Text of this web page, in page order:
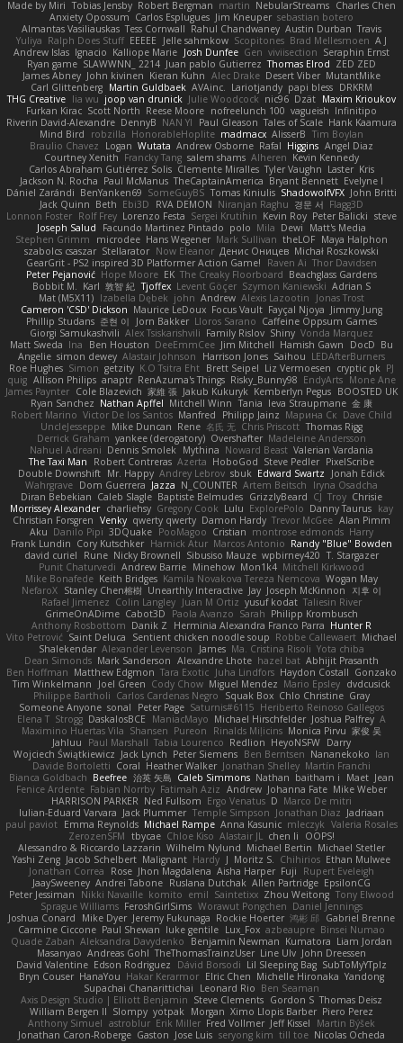
Made by Miri Tobias Jensby Robert Bergman martin NebularStreams Charles Chen
Anxiety Opossum Carlos Esplugues Jim Kneuper sebastian botero
Almantas Vasiliauskas Tess Cornwall Rahul Chandwaney Austin Durban Travis
Yuliya Ralph Does Stuff EEEEE Jelle sahmkow Scopitones Brad Mellesmoen A J
Andrew Islas Ignacio Kalliope Marie Josh Dunfee Gen viviisection Seraphin Ernst
Ryan game SLAWWNN_ 2214 Juan pablo Gutierrez Thomas Elrod ZED ZED
James Abney John kivinen Kieran Kuhn Alec Drake Desert Viber MutantMike
Carl Glittenberg Martin Guldbaek AVAinc. Lariotjandy papi bless DRKRM
THG Creative lia wu joop van drunick Julie Woodcock nic96 Dzät Maxim Krioukov
Furkan Kirac Scott North Reese Moore nofreelunch 100 vagueish Infinitipo
Riverin David-Alexandre DennyB NAN YI Paul Gleason Tales of Scale Hank Kaamura
Mind Bird
robzilla HonorableHoplite madmacx AlisserB Tim Boylan
Braulio Chavez
Logan Wutata Andrew Osborne Rafal Higgins Angel Diaz
Courtney Xenith Francky Tang salem shams Alheren Kevin Kennedy
Carlos Abraham Gutiérrez Solis Clemente Miralles Tyler Vaughn Laster Kris
Jackson N. Rocha Paul McManus TheCaptainAmerica Bryant Bennett Evelyne I
Dániel Zarándi BenYanken69 SomeGuyBS Tomas Kiniulis ShadowolfVFX John Britti
Jack Quinn Beth Ebi3D RVA DEMON Niranjan Raghu 경문 서 Flagg3D
Lonnon Foster Rolf Frey Lorenzo Festa Sergei Krutihin Kevin Roy Peter Balicki steve
Joseph Salud
Facundo Martinez Pintado polo Mila Dewi
Matt's Media
Stephen Grimm
microdee Hans Wegener Mark Sullivan theLOF Maya Halphon
szabolcs csaszar Stellarator Now Eleanor Денис Оницев Michał Roszkowski
GearGrit - PS2 inspired 3D Platformer Action Game!
Raven Ai Thor Davidsen
Peter Pejanović Hope Moore EK The Creaky Floorboard Beachglass Gardens
Bobbit M. Karl 敦智 紀 Tjoffex Levent Göçer Szymon Kaniewski Adrian S
Mat (M5X11) Izabella Dębek john Andrew Alexis Lazootin
Jonas Trost
Cameron 'CSD' Dickson Maurice LeDoux Focus Vault Fayçal Njoya Jimmy Jung
Phillip Studans 준현 이 Jorn Bakker Lloros Sarano Caffeine Oppsum Games
Giorgi Samukashvili Alex Tsiskarishvili Family Rislov Shiny Vonda Marquez
Matt Sweda Ina Ben Houston DeeEmmCee Jim Mitchell Hamish Gawn DocD Bu
Angelie simon dewey Alastair Johnson Harrison Jones Saihou LEDAfterBurners
Roe Hughes Simon getzity K.O Tsitra Eht Brett Seipel Liz Vermoesen cryptic pk PJ
quig Allison Philips anaptr RenAzuma's Things Risky_Bunny98 EndyArts Mone Ane
James Paynter Cole Blazevich 家維 張 Jakub Kukuryk Kemberlyn Pegus BOOSTED UK
Ryan Sanchez Nathan Apffel Mitchell Winn Tania Ieva Straupmane 金 康
Robert Marino Victor De los Santos Manfred Philipp Jainz Марина Ск Dave Child
UncleJesseppe Mike Duncan Rene 名氏 无 Chris Priscott Thomas Rigg
Derrick Graham yankee (derogatory) Overshafter Madeleine Andersson
Nahuel Adreani Dennis Smolek Mythina Noward Beast Valerian Vardania
The Taxi Man
Robert Contreras Azerta HoboGod Steve Pedler PixelScribe
Double Downshift Mr. Happy Andrey Lebrov sbuk Edward Swartz
Jonah Edick
Wahrgrave Dom Guerrera Jazza N_COUNTER Artem Beitsch
Iryna Osadcha
Diran Bebekian Caleb Slagle Baptiste Belmudes GrizzlyBeard CJ Troy Chrisie
Morrissey Alexander charliehsy Gregory Cook Lulu ExplorePolo Danny Taurus kay
Christian Forsgren Venky qwerty qwerty Damon Hardy Trevor McGee Alan Pimm
Aku Danilo Pipi 3DQuake PooMagoo Cristian montrose edmonds Harry
Frank Lundin Cory Kutschker Harnick Atur Marcos Antonio Randy "Blue" Bowden
david curiel
Rune Nicky Brownell Sibusiso Mauze wpbirney420 T. Stargazer
Punit Chaturvedi Andrew Barrie Minehow Mon1k4 Mitchell Kirkwood
Mike Bonafede Keith Bridges Kamila Novakova Tereza Nemcova Wogan May
NefaroX Stanley Chen榕樹 Unearthly Interactive Jay Joseph McKinnon
지후 이
Rafael Jimenez Colin Langley Juan M Ortiz yusuf kodat Taliesin River
GrimeOnADime Cabot3D Paola Avanzo Sarah Philipp Krombusch
Anthony Rosbottom Danik Z Herminia Alexandra Franco Parra Hunter R
Vito Petrović Saint Deluca Sentient chicken noodle soup Robbe Callewaert Michael
Shalekendar Alexander Levenson James Ma. Cristina Risoli Yota chiba
Dean Simonds Mark Sanderson Alexandre Lhote hazel bat Abhijit Prasanth
Ben Hoffman Matthew Edgmon Tara Exotic Juha Lindfors Haydon Costall Gonzako
Tim Winkelmann
Joel Green Cody Chow Miguel Mendez Mario Epsley dvdcusick
Philippe Bartholi Carlos Cardenas Negro Squak Box Chlo Christine Gray
Someone Anyone sonal Peter Page Saturnis#6115 Heriberto Reinoso Gallegos
Elena T Strogg DaskalosBCE ManiacMayo Michael Hirschfelder Joshua Palfrey A
Maximino Huertas Vila Shansen Pureon Rinalds Miļicins Monica Pirvu 家俊 吴
Jahluu
Paul Marshall Tabia Lourenco Redlion HeyoNSFW Darry
Wojciech Świątkiewicz Jack Lynch Peter Siemens Ben Berntsen Nananekoko Ian
Davide Bortoletti Coral Heather Walker Jonathan Shelley Martín Franchi
Bianca Goldbach Beefree 治英 矢島 Caleb Simmons Nathan baitham i Maet Jean
Fenice Ardente Fabian Norrby Fatimah Aziz Andrew Johanna Fate Mike Weber
HARRISON PARKER Ned Fullsom Ergo Venatus D Marco De mitri
Iulian-Eduard Varvara Jack Plummer Temple Simpson Jonathan Diaz Jadriaan
paul paviot Emma Reynolds Michael Rampe Anna Kasunic mleczyk Valeria Rosales
ZerozenSFM tbycae Chloe Kiso Alastair JL chen li
OOPS!
Alessandro & Riccardo Lazzarin Wilhelm Nylund Michael Bertin Michael Stetler
Yashi Zeng Jacob Schelbert Malignant Hardy J Moritz S. Chihirios Ethan Mulwee
Jonathan Correa
Rose Jhon Magdalena Aisha Harper Fuji
Rupert Eveleigh
JaaySweeney Andrei Tabone Ruslana Dutchak Allen Partridge EpsilonCG
Peter Jessiman
Nikki Navaille komito emil Saintetixx Zhou Weitong Tony Elwood
Sprague Williams FeroshGirlSims Worawut Pongchen Daniel Jennings
Joshua Conard
Mike Dyer Jeremy Fukunaga Rockie Hoerter 鸿彬 邱 Gabriel Brenne
Carmine Ciccone Paul Shewan luke gentile Lux_Fox azbeaupre Binsei Numao
Quade Zaban Aleksandra Davydenko Benjamin Newman Kumatora Liam Jordan
Masanyao Andreas Gohl TheThomasTrainzUser Line Ulv John Dreessen
David Valentine Edson Rodriguez Dávid Borsodi Lil Sleeping Bag SubToMyYTplz
Bryn Couser HanaYou Hakar Kerarmor Elric Chen Michelle Hironaka Yandong
Supachai Chanarittichai
Leonard Rio Ben Seaman
Axis Design Studio | Elliott Benjamin Steve Clements Gordon S Thomas Deisz
William Bergen II Slompy yotpak Morgan Ximo Llopis Barber Piero Perez
Anthony Simuel astroblur Erik Miller Fred Vollmer Jeff Kissel
Martin Býšek
Jonathan Caron-Roberge Gaston Jose Luis seryong kim till toe Nicolas Ocheda